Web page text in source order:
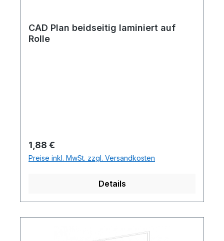
CAD Plan beidseitig laminiert auf
Rolle
Regulärer Preis:
1,88 €
Preise inkl. MwSt. zzgl. Versandkosten
Details